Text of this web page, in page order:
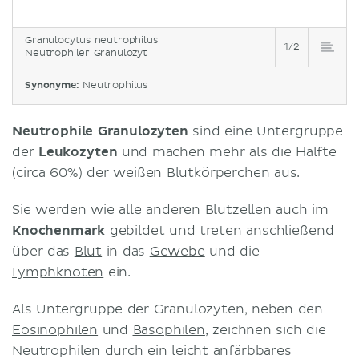
Granulocytus neutrophilus
Neutrophiler Granulozyt
1/2
Synonyme: Neutrophilus
Neutrophile Granulozyten sind eine Untergruppe
der Leukozyten und machen mehr als die Hälfte
(circa 60%) der weißen Blutkörperchen aus.
Sie werden wie alle anderen Blutzellen auch im
Knochenmark gebildet und treten anschließend
über das Blut in das Gewebe und die
Lymphknoten ein.
Als Untergruppe der Granulozyten, neben den
Eosinophilen und Basophilen, zeichnen sich die
Neutrophilen durch ein leicht anfärbbares